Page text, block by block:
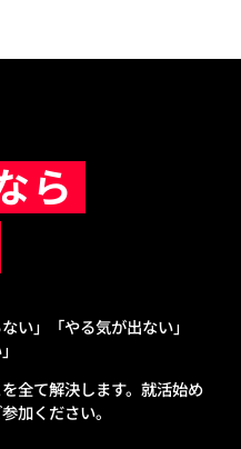
ら
い」「やる気が出ない」
全て解決します。就活始め
加ください。